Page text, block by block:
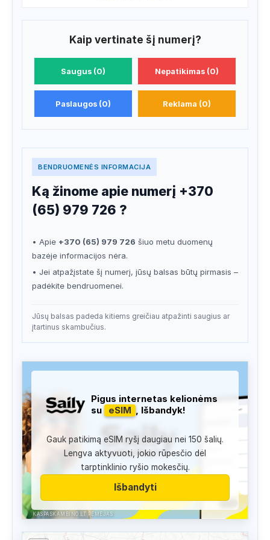
Kaip vertinate šį numerį?
Saugus (0) Nepatikimas (0)
Paslaugos (0) Reklama (0)
BENDRUOMENĖS INFORMACIJA
Ką žinome apie numerį +370
(65) 979 726 ?
• Apie +370 (65) 979 726 šiuo metu duomenų
bazėje informacijos nėra.
• Jei atpažįstate šį numerį, jūsų balsas būtų pirmasis –
padėkite bendruomenei.
Jūsų balsas padeda kitiems greičiau atpažinti saugius ar
įtartinus skambučius.
KASPASKAMBINO.LT RĖMĖJAS
Pigus internetas kelionėms
su
eSIM , Išbandyk!
Gauk patikimą eSIM ryšį daugiau nei 150 šalių.
Lengva aktyvuoti, jokio rūpesčio dėl
tarptinklinio ryšio mokesčių.
Išbandyti